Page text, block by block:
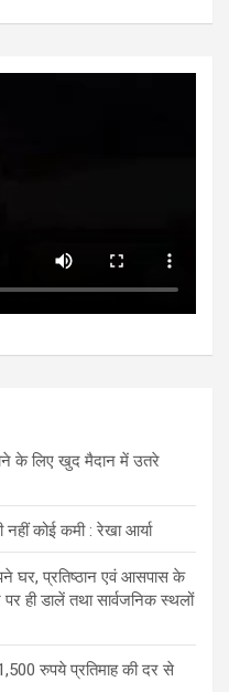
के लिए खुद मैदान में उतरे
नहीं कोई कमी : रेखा आर्या
घर, प्रतिष्ठान एवं आसपास के
पर ही डालें तथा सार्वजनिक स्थलों
रुपये प्रतिमाह की दर से